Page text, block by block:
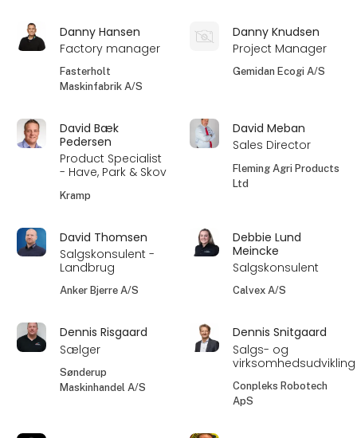
Danny Hansen
Factory manager
Fasterholt
Maskinfabrik A/S
Danny Knudsen
Project Manager
Gemidan Ecogi A/S
David Bæk
Pedersen
Product Specialist
- Have, Park & Skov
Kramp
David Meban
Sales Director
Fleming Agri Products
Ltd
David Thomsen
Salgskonsulent -
Landbrug
Anker Bjerre A/S
Debbie Lund
Meincke
Salgskonsulent
Calvex A/S
Dennis Risgaard
Sælger
Sønderup
Maskinhandel A/S
Dennis Snitgaard
Salgs- og
virksomhedsudvikling
Conpleks Robotech
ApS